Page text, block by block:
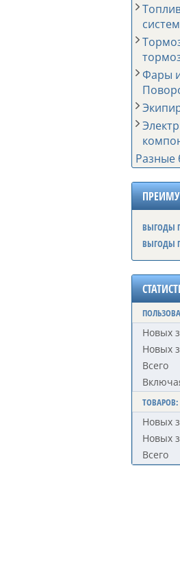
Фары
Разные
ВЫГОДЫ
ВЫГОДЫ
Новых
Новых
Всего
ТОВАРОВ:
Новых
Новых
Всего